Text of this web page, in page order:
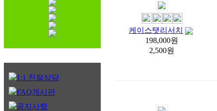
1:1 친절상담
FAQ게시판
공지사항
케이스탯리서치
198,000원
2,500원